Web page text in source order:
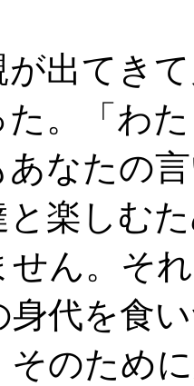
出てき
た。「わ
なたの
楽しむ
せん。そ
身代を食
そのため